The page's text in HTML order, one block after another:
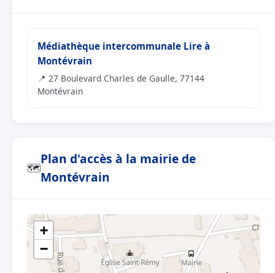
Médiathèque intercommunale Lire à
Montévrain
📍 27 Boulevard Charles de Gaulle, 77144
Montévrain
🗺
Plan d'accès à la mairie de
Montévrain
+
−